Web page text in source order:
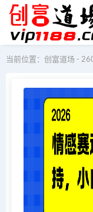
当前位置： 创富道场 -